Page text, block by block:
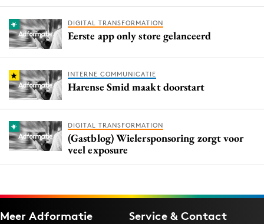
DIGITAL TRANSFORMATION
Eerste app only store gelanceerd
INTERNE COMMUNICATIE
Harense Smid maakt doorstart
DIGITAL TRANSFORMATION
(Gastblog) Wielersponsoring zorgt voor
veel exposure
Meer Adformatie Service & Contact